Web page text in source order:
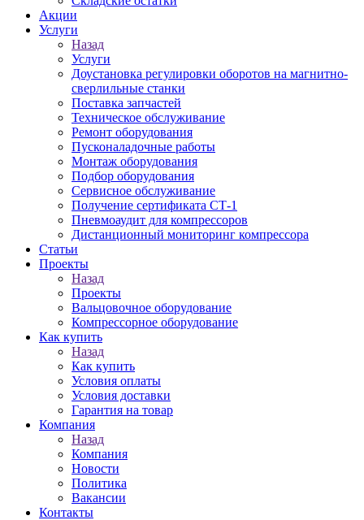
Акции
Услуги
Назад
Услуги
Доустановка регулировки оборотов на магнитно-
сверлильные станки
Поставка запчастей
Техническое обслуживание
Ремонт оборудования
Пусконаладочные работы
Монтаж оборудования
Подбор оборудования
Сервисное обслуживание
Получение сертификата СТ-1
Пневмоаудит для компрессоров
Дистанционный мониторинг компрессора
Статьи
Проекты
Назад
Проекты
Вальцовочное оборудование
Компрессорное оборудование
Как купить
Назад
Как купить
Условия оплаты
Условия доставки
Гарантия на товар
Компания
Назад
Компания
Новости
Политика
Вакансии
Контакты